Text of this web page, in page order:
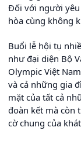
Đối với người
hòa cùng không
Buổi lễ hội tụ
như đại diện Bộ
Olympic Việt
và cả những gia
mặt của tất cả
đoàn kết mà còn
cờ chung của